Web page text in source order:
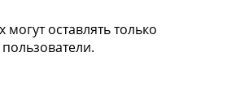
оставлять только